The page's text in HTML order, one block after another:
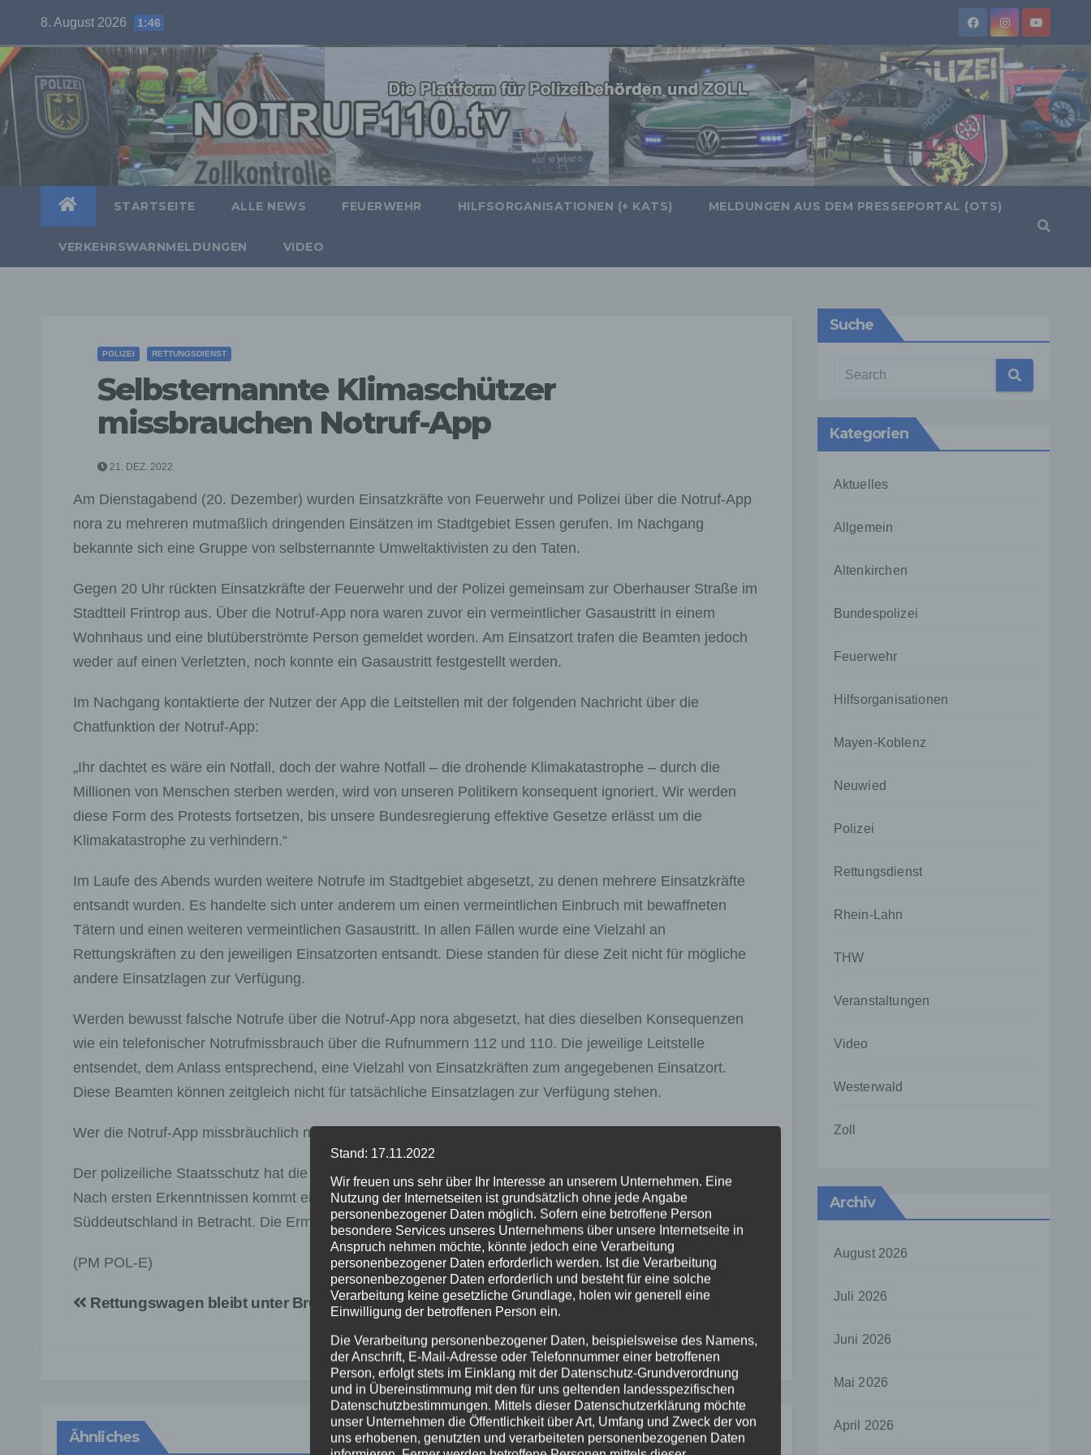
content
8. August 2026 1:46
STARTSEITE ALLE NEWS FEUERWEHR HILFSORGANISATIONEN (+ KATS) MELDUNGEN AUS DEM PRESSEPORTAL (OTS)
VERKEHRSWARNMELDUNGEN VIDEO
POLIZEI RETTUNGSDIENST
Selbsternannte Klimaschützer
missbrauchen Notruf-App
21. DEZ. 2022
Am Dienstagabend (20. Dezember) wurden Einsatzkräfte von Feuerwehr und Polizei über die Notruf-App
nora zu mehreren mutmaßlich dringenden Einsätzen im Stadtgebiet Essen gerufen. Im Nachgang
bekannte sich eine Gruppe von selbsternannte Umweltaktivisten zu den Taten.
Gegen 20 Uhr rückten Einsatzkräfte der Feuerwehr und der Polizei gemeinsam zur Oberhauser Straße im
Stadtteil Frintrop aus. Über die Notruf-App nora waren zuvor ein vermeintlicher Gasaustritt in einem
Wohnhaus und eine blutüberströmte Person gemeldet worden. Am Einsatzort trafen die Beamten jedoch
weder auf einen Verletzten, noch konnte ein Gasaustritt festgestellt werden.
Im Nachgang kontaktierte der Nutzer der App die Leitstellen mit der folgenden Nachricht über die
Chatfunktion der Notruf-App:
„Ihr dachtet es wäre ein Notfall, doch der wahre Notfall – die drohende Klimakatastrophe – durch die
Millionen von Menschen sterben werden, wird von unseren Politikern konsequent ignoriert. Wir werden
diese Form des Protests fortsetzen, bis unsere Bundesregierung effektive Gesetze erlässt um die
Klimakatastrophe zu verhindern.“
Im Laufe des Abends wurden weitere Notrufe im Stadtgebiet abgesetzt, zu denen mehrere Einsatzkräfte
entsandt wurden. Es handelte sich unter anderem um einen vermeintlichen Einbruch mit bewaffneten
Tätern und einen weiteren vermeintlichen Gasaustritt. In allen Fällen wurde eine Vielzahl an
Rettungskräften zu den jeweiligen Einsatzorten entsandt. Diese standen für diese Zeit nicht für mögliche
andere Einsatzlagen zur Verfügung.
Werden bewusst falsche Notrufe über die Notruf-App nora abgesetzt, hat dies dieselben Konsequenzen
wie ein telefonischer Notrufmissbrauch über die Rufnummern 112 und 110. Die jeweilige Leitstelle
entsendet, dem Anlass entsprechend, eine Vielzahl von Einsatzkräften zum angegebenen Einsatzort.
Diese Beamten können zeitgleich nicht für tatsächliche Einsatzlagen zur Verfügung stehen.
Wer die Notruf-App missbräuchlich nutzt, macht sich strafbar.
Der polizeiliche Staatsschutz hat die Ermittlungen wegen des Missbrauchs von Notrufen aufgenommen.
Nach ersten Erkenntnissen kommt eine Gruppe von selbsternannten Umweltaktivisten aus
Süddeutschland in Betracht. Die Ermittlungen dauern an.
(PM POL-E)
Beitragsnavigation Verkehrsunfall mit mehreren Beteiligten
Rettungswagen bleibt unter Brücke stecken
Ähnliches
Suche
Kategorien
Aktuelles
Allgemein
Altenkirchen
Bundespolizei
Feuerwehr
Hilfsorganisationen
Mayen-Koblenz
Neuwied
Polizei
Rettungsdienst
Rhein-Lahn
THW
Veranstaltungen
Video
Westerwald
Zoll
Archiv
August 2026
Juli 2026
Juni 2026
Mai 2026
April 2026
Stand: 17.11.2022
Wir freuen uns sehr über Ihr Interesse an unserem Unternehmen. Eine
Nutzung der Internetseiten ist grundsätzlich ohne jede Angabe
personenbezogener Daten möglich. Sofern eine betroffene Person
besondere Services unseres Unternehmens über unsere Internetseite in
Anspruch nehmen möchte, könnte jedoch eine Verarbeitung
personenbezogener Daten erforderlich werden. Ist die Verarbeitung
personenbezogener Daten erforderlich und besteht für eine solche
Verarbeitung keine gesetzliche Grundlage, holen wir generell eine
Einwilligung der betroffenen Person ein.
Die Verarbeitung personenbezogener Daten, beispielsweise des Namens,
der Anschrift, E-Mail-Adresse oder Telefonnummer einer betroffenen
Person, erfolgt stets im Einklang mit der Datenschutz-Grundverordnung
und in Übereinstimmung mit den für uns geltenden landesspezifischen
Datenschutzbestimmungen. Mittels dieser Datenschutzerklärung möchte
unser Unternehmen die Öffentlichkeit über Art, Umfang und Zweck der von
uns erhobenen, genutzten und verarbeiteten personenbezogenen Daten